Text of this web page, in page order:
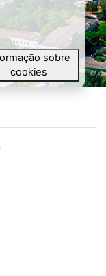
sobre
cookies